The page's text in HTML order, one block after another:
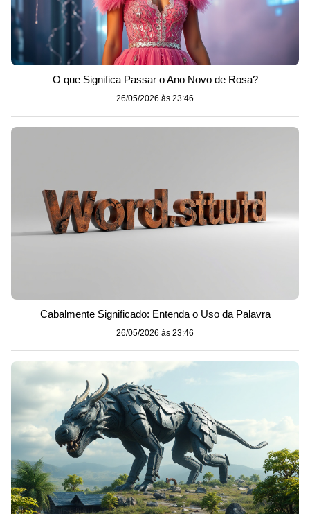
O que Significa Passar o Ano Novo de Rosa?
26/05/2026 às 23:46
Cabalmente Significado: Entenda o Uso da Palavra
26/05/2026 às 23:46